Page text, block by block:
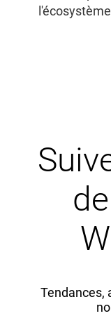
Tendances,